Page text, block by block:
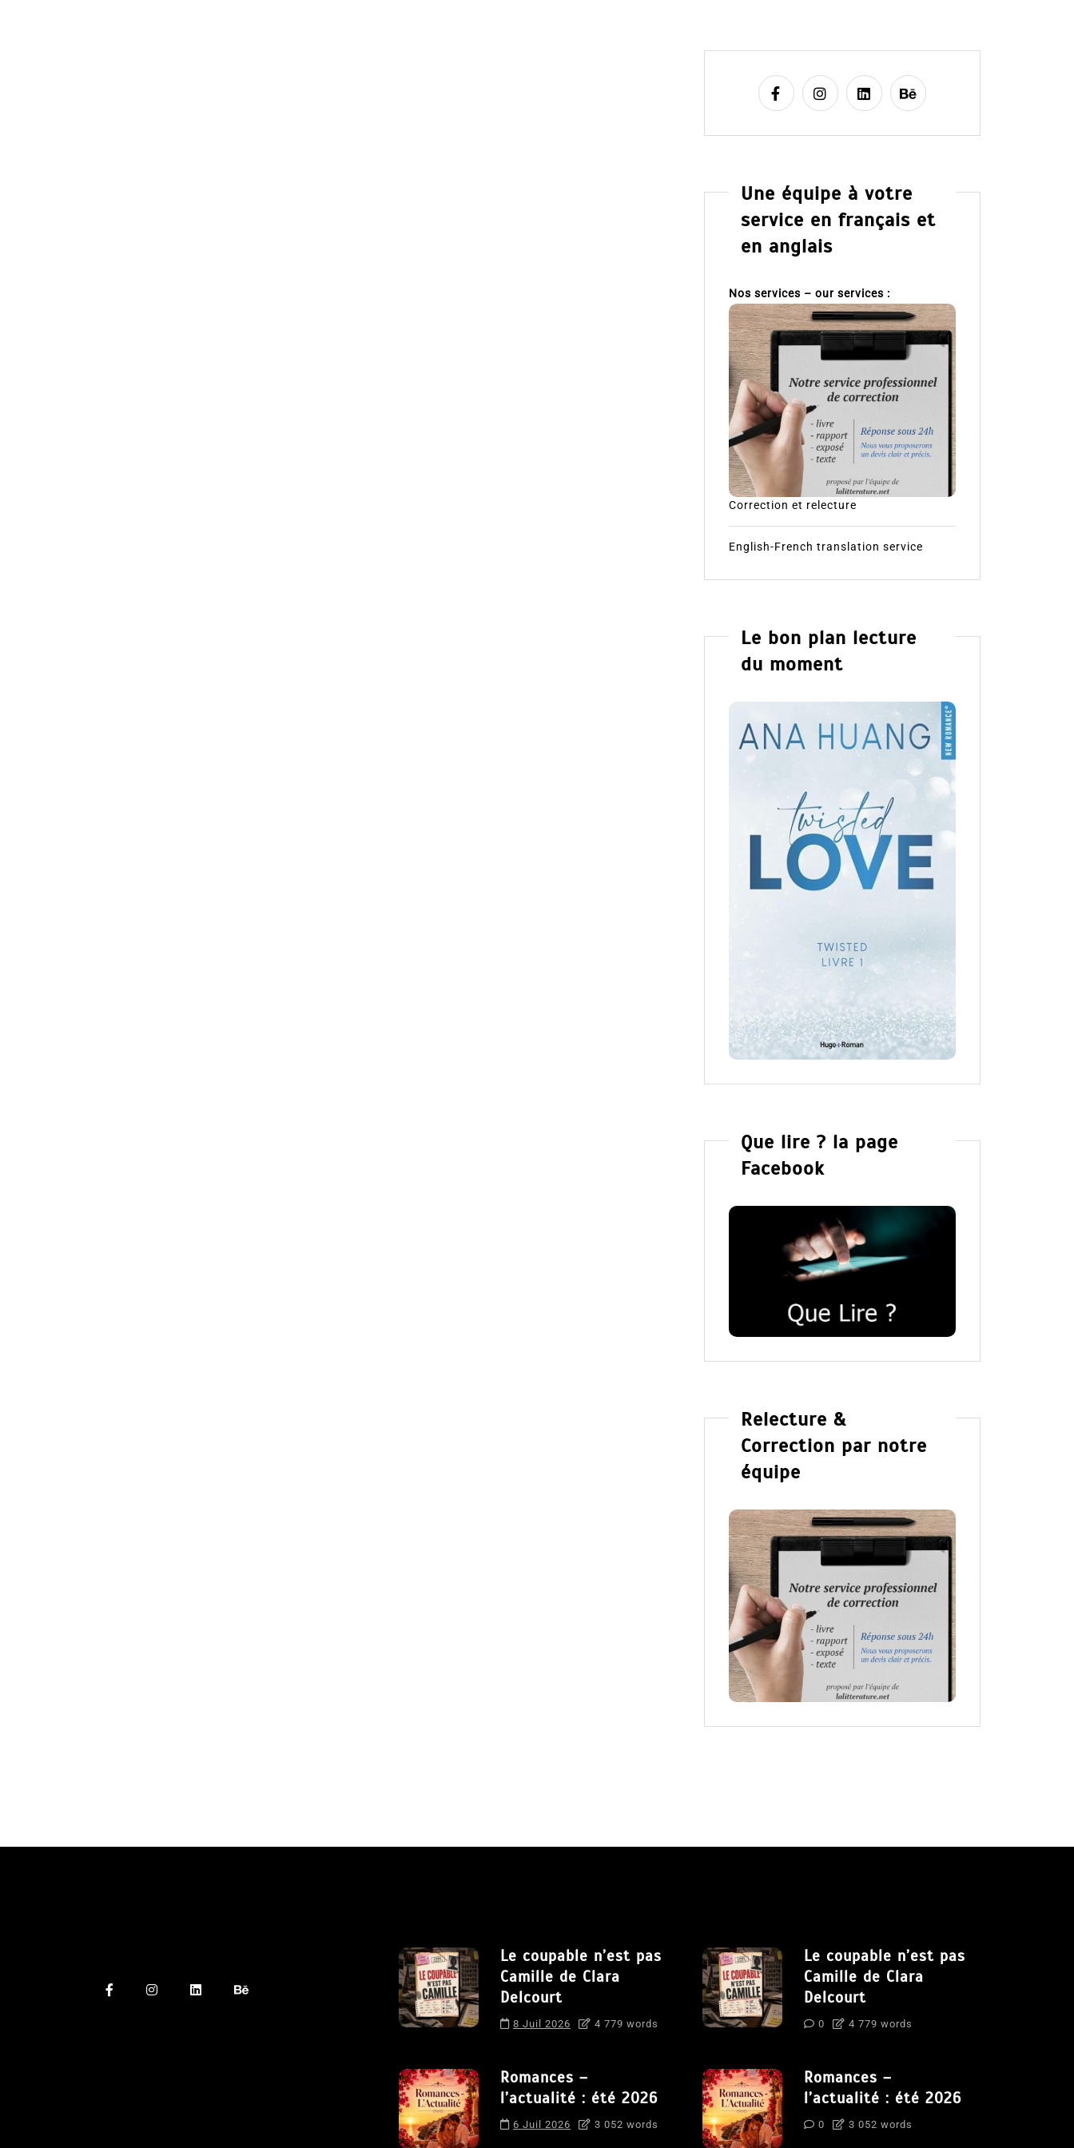
Une équipe à votre
service en français et
en anglais
Nos services – our services :
Correction et relecture
English-French translation service
Le bon plan lecture
du moment
Que lire ? la page
Facebook
Relecture &
Correction par notre
équipe
Le coupable n’est pas
Camille de Clara
Delcourt
8 Juil 2026 4 779 words
Romances –
l’actualité : été 2026
6 Juil 2026 3 052 words
Le coupable n’est pas
Camille de Clara
Delcourt
0 4 779 words
Romances –
l’actualité : été 2026
0 3 052 words